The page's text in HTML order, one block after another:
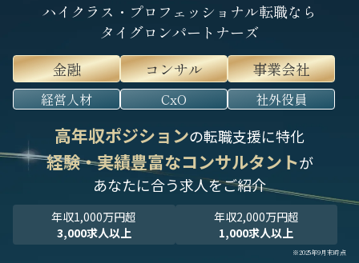
ハイクラス・プロフェッショナル転職なら
タイグロンパートナーズ
金融
コンサル 事業会社
経営人材 CxO 社外役員
高年収ポジションの転職支援に特化
経験・実績豊富なコンサルタントが
あなたに合う求人をご紹介
年収1,000万円超
3,000求人以上
年収2,000万円超
1,000求人以上
※2025年9月末時点